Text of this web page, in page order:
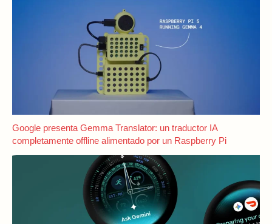
Google presenta Gemma Translator: un traductor IA
completamente offline alimentado por un Raspberry Pi